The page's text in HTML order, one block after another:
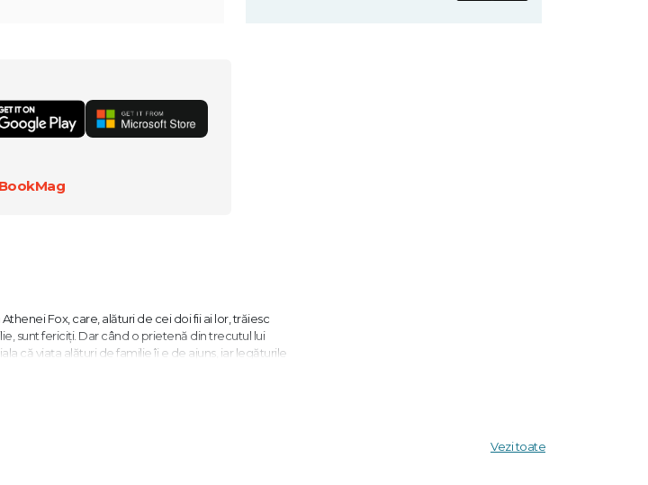
Fox, care, alături de cei doi fii ai lor, trăiesc
sunt fericiți. Dar când o prietenă din trecutul lui
că viața alături de familie îi e de ajuns, iar legăturile
Vezi toate